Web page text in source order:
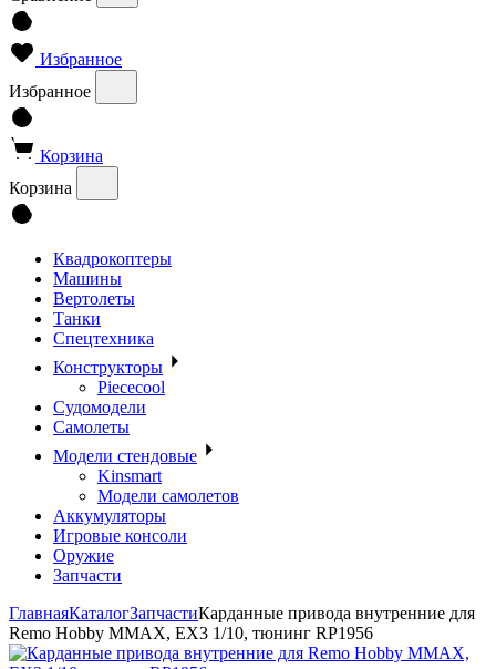
Избранное
Избранное
Корзина
Корзина
Квадрокоптеры
Машины
Вертолеты
Танки
Спецтехника
Конструкторы
Piececool
Судомодели
Самолеты
Модели стендовые
Kinsmart
Модели самолетов
Аккумуляторы
Игровые консоли
Оружие
Запчасти
ГлавнаяКаталогЗапчастиКарданные привода внутренние для
Remo Hobby MMAX, EX3 1/10, тюнинг RP1956